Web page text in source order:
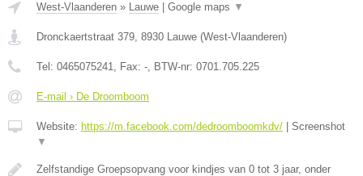
West-Vlaanderen » Lauwe Google maps ▼
Dronckaertstraat 379, 8930 Lauwe (West-Vlaanderen)
Tel: 0465075241, Fax: -, BTW-nr: 0701.705.225
E-mail › De Droomboom
Website: https://m.facebook.com/dedroomboomkdv/
Screenshot
▼
Zelfstandige Groepsopvang voor kindjes van 0 tot 3 jaar, onder